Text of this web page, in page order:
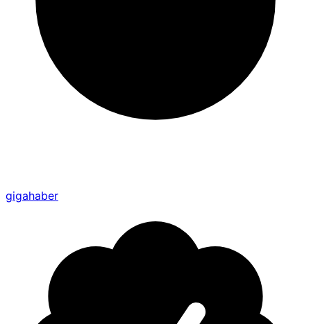
gigahaber